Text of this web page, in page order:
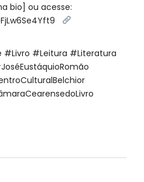
bio] ou acesse:
#Livro #Leitura #Literatura